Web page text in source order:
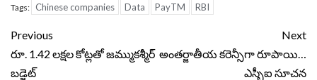
Tags: Chinese companies Data PayTM RBI
Continue
Reading
Previous
రూ. 1.42 లక్షల కోట్లతో జమ్ముకశ్మీర్
బడ్జెట్
Next
అంతర్జాతీయ కరెన్సీగా రూపాయి…
ఎస్బీఐ సూచన